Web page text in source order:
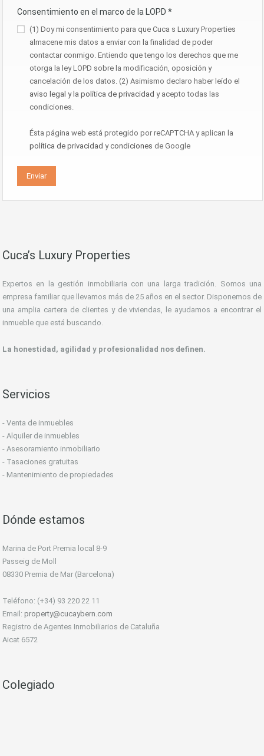
Consentimiento en el marco de la LOPD *
(1) Doy mi consentimiento para que Cuca s Luxury Properties
almacene mis datos a enviar con la finalidad de poder
contactar conmigo. Entiendo que tengo los derechos que me
otorga la ley LOPD sobre la modificación, oposición y
cancelación de los datos. (2) Asimismo declaro haber leído el
aviso legal y la política de privacidad y acepto todas las
condiciones.
Ésta página web está protegido por reCAPTCHA y aplican la
política de privacidad ycondiciones de Google
Cuca’s Luxury Properties
Expertos en la gestión inmobiliaria con una larga tradición. Somos una
empresa familiar que llevamos más de 25 años en el sector. Disponemos de
una amplia cartera de clientes y de viviendas, le ayudamos a encontrar el
inmueble que está buscando.
La honestidad, agilidad y profesionalidad nos definen.
Servicios
- Venta de inmuebles
- Alquiler de inmuebles
- Asesoramiento inmobiliario
- Tasaciones gratuitas
- Mantenimiento de propiedades
Dónde estamos
Marina de Port Premia local 8-9
Passeig de Moll
08330 Premia de Mar (Barcelona)
Teléfono: (+34) 93 220 22 11
Email: property@cucaybern.com
Registro de Agentes Inmobiliarios de Cataluña
Aicat 6572
Colegiado